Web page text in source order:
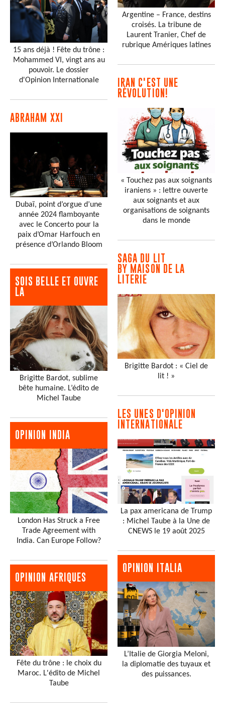
15 ans déjà ! Fête du trône :
Mohammed VI, vingt ans au
pouvoir. Le dossier
d'Opinion Internationale
ABRAHAM XXI
Dubaï, point d’orgue d’une
année 2024 flamboyante
avec le Concerto pour la
paix d’Omar Harfouch en
présence d’Orlando Bloom
SOIS BELLE ET OUVRE
LA
Brigitte Bardot, sublime
bête humaine. L’édito de
Michel Taube
OPINION INDIA
London Has Struck a Free
Trade Agreement with
India. Can Europe Follow?
OPINION AFRIQUES
Fête du trône : le choix du
Maroc. L'édito de Michel
Taube
Argentine – France, destins
croisés. La tribune de
Laurent Tranier, Chef de
rubrique Amériques latines
IRAN C'EST UNE
RÉVOLUTION!
« Touchez pas aux soignants
iraniens » : lettre ouverte
aux soignants et aux
organisations de soignants
dans le monde
SAGA DU LIT
BY MAISON DE LA
LITERIE
Brigitte Bardot : « Ciel de
lit ! »
LES UNES D'OPINION
INTERNATIONALE
La pax americana de Trump
: Michel Taube à la Une de
CNEWS le 19 août 2025
OPINION ITALIA
L’Italie de Giorgia Meloni,
la diplomatie des tuyaux et
des puissances.